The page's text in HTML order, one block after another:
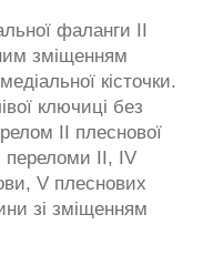
фаланги ІІ
зміщенням
кісточки.
ключиці без
ІІ плеснової
ІІ, ІV
V плеснових
зі зміщенням